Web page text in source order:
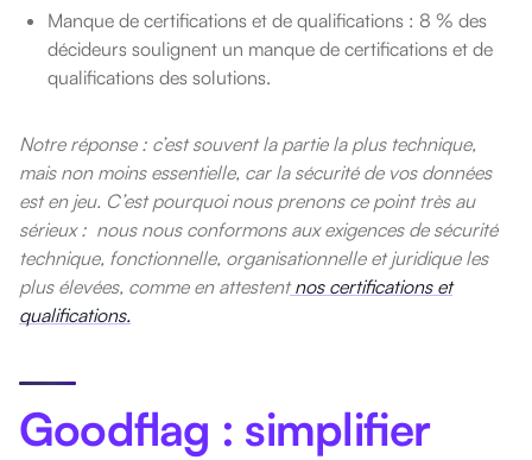
Manque de certifications et de qualifications : 8 % des
décideurs soulignent un manque de certifications et de
qualifications des solutions.
Notre réponse : c’est souvent la partie la plus technique,
mais non moins essentielle, car la sécurité de vos données
est en jeu. C’est pourquoi nous prenons ce point très au
sérieux : nous nous conformons aux exigences de sécurité
technique, fonctionnelle, organisationnelle et juridique les
plus élevées, comme en attestentnos certifications et
qualifications.
Goodflag : simplifier